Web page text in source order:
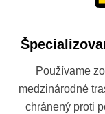
Používame
medzinárodné
chránený proti